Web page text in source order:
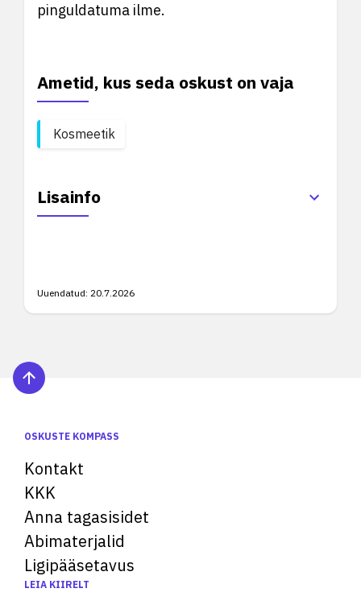
pinguldatuma ilme.
Ametid, kus seda oskust on vaja
Kosmeetik
Lisainfo
Uuendatud: 20.7.2026
OSKUSTE KOMPASS
Kontakt
KKK
Anna tagasisidet
Abimaterjalid
Ligipääsetavus
LEIA KIIRELT